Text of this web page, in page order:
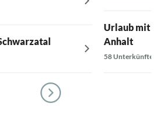
Urlaub mit
Anhalt
58 Unterkünfte